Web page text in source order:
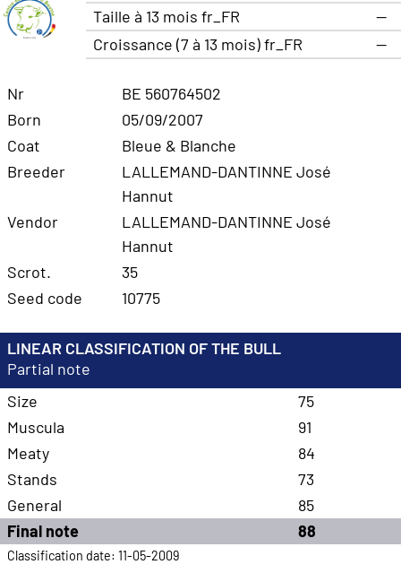
Taille à 13 mois fr_FR
—
Croissance (7 à 13 mois) fr_FR
—
Nr
BE 560764502
Born
05/09/2007
Coat
Bleue & Blanche
Breeder
LALLEMAND-DANTINNE José
Hannut
Vendor
LALLEMAND-DANTINNE José
Hannut
Scrot.
35
Seed code
10775
LINEAR CLASSIFICATION OF THE BULL
Partial note
Size
75
Muscula
91
Meaty
84
Stands
73
General
85
Final note
88
Classification date: 11-05-2009